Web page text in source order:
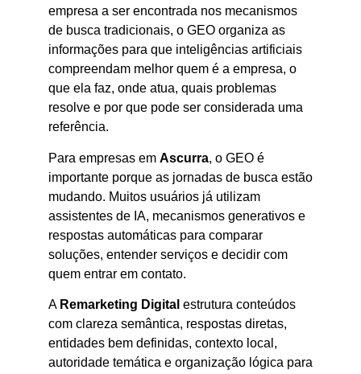
empresa a ser encontrada nos mecanismos
de busca tradicionais, o GEO organiza as
informações para que inteligências artificiais
compreendam melhor quem é a empresa, o
que ela faz, onde atua, quais problemas
resolve e por que pode ser considerada uma
referência.
Para empresas em Ascurra, o GEO é
importante porque as jornadas de busca estão
mudando. Muitos usuários já utilizam
assistentes de IA, mecanismos generativos e
respostas automáticas para comparar
soluções, entender serviços e decidir com
quem entrar em contato.
A Remarketing Digital estrutura conteúdos
com clareza semântica, respostas diretas,
entidades bem definidas, contexto local,
autoridade temática e organização lógica para